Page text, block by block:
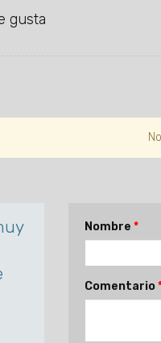
gusta
Nombre
Comentario